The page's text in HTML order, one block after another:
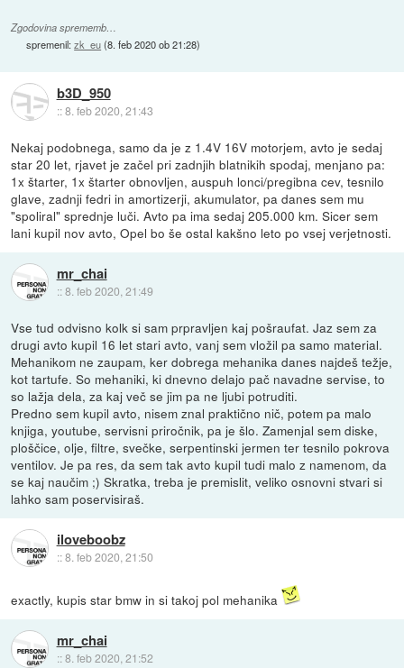
Zgodovina sprememb…
spremenil:zk_eu(8. feb 2020 ob 21:28)
b3D_950
::8. feb 2020, 21:43
Nekaj podobnega, samo da je z 1.4V 16V motorjem, avto je sedaj
star 20 let, rjavet je začel pri zadnjih blatnikih spodaj, menjano pa:
1x štarter, 1x štarter obnovljen, auspuh lonci/pregibna cev, tesnilo
glave, zadnji fedri in amortizerji, akumulator, pa danes sem mu
"spoliral" sprednje luči. Avto pa ima sedaj 205.000 km. Sicer sem
lani kupil nov avto, Opel bo še ostal kakšno leto po vsej verjetnosti.
mr_chai
::8. feb 2020, 21:49
Vse tud odvisno kolk si sam prpravljen kaj pošraufat. Jaz sem za
drugi avto kupil 16 let stari avto, vanj sem vložil pa samo material.
Mehanikom ne zaupam, ker dobrega mehanika danes najdeš težje,
kot tartufe. So mehaniki, ki dnevno delajo pač navadne servise, to
so lažja dela, za kaj več se jim pa ne ljubi potruditi.
Predno sem kupil avto, nisem znal praktično nič, potem pa malo
knjiga, youtube, servisni priročnik, pa je šlo. Zamenjal sem diske,
ploščice, olje, filtre, svečke, serpentinski jermen ter tesnilo pokrova
ventilov. Je pa res, da sem tak avto kupil tudi malo z namenom, da
se kaj naučim ;) Skratka, treba je premislit, veliko osnovni stvari si
lahko sam poservisiraš.
iloveboobz
::8. feb 2020, 21:50
exactly, kupis star bmw in si takoj pol mehanika
mr_chai
::8. feb 2020, 21:52